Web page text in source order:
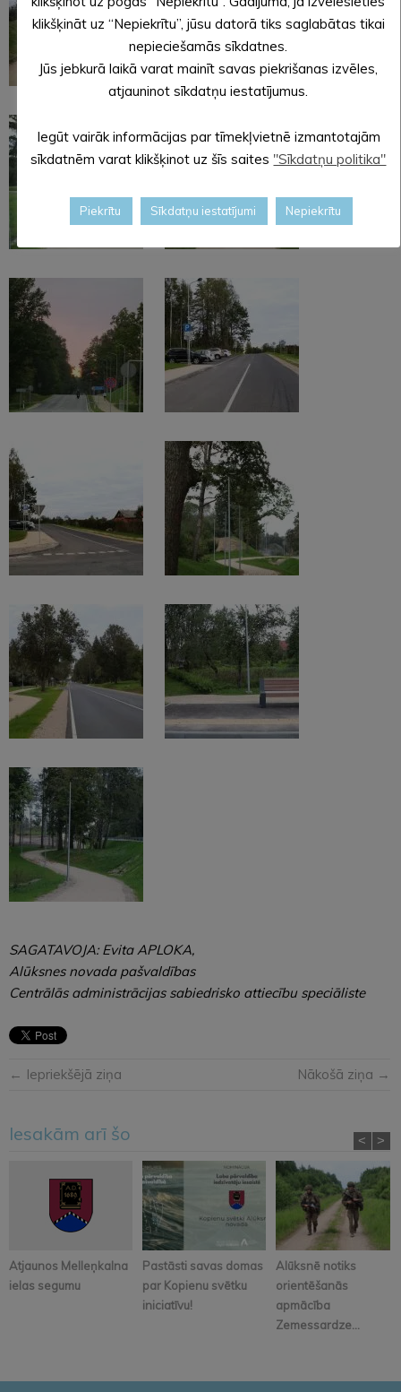
SAGATAVOJA: Evita APLOKA,
Alūksnes novada pašvaldības
Centrālās administrācijas sabiedrisko attiecību speciāliste
← Iepriekšējā ziņa Nākošā ziņa →
Iesakām arī šo
Atjaunos Melleņkalna
ielas segumu
Pastāsti savas domas
par Kopienu svētku
iniciatīvu!
Alūksnē notiks
orientēšanās
apmācība
Zemessardze...
< >
klikšķināt uz “Nepiekrītu”, jūsu datorā tiks saglabātas tikai
nepieciešamās sīkdatnes.
Jūs jebkurā laikā varat mainīt savas piekrišanas izvēles,
atjauninot sīkdatņu iestatījumus.
Iegūt vairāk informācijas par tīmekļvietnē izmantotajām
sīkdatnēm varat klikšķinot uz šīs saites "Sīkdatņu politika"
Piekrītu Sīkdatņu iestatījumi Nepiekrītu